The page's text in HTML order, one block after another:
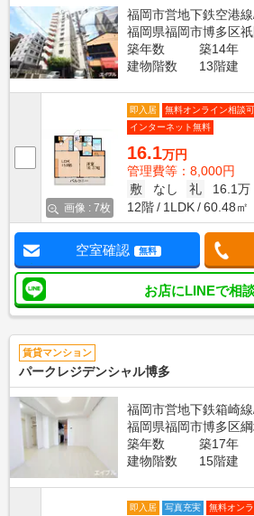
福岡市営地下鉄空港
福岡県福岡市博多区
築年数
築14年
建物階数
13階建
画像 : 7枚
即入居
無料オンライン相談可
インターネット無料
16.1万円
管理費等：8,000円
敷
なし 礼
16.1万
12階
1LDK 60.48㎡
空室確認 無料
お店にLINEで相
賃貸マンション
パークレジデンシャル博多
福岡市営地下鉄箱崎
福岡県福岡市博多区
築年数
築17年
建物階数
15階建
即入居 写真充実 無料オン